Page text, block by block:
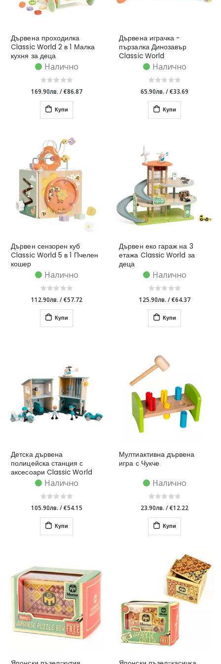
Дървена проходилка
Classic World 2 в 1 Малка
кухня за деца
Налично
169.90лв. /€86.87
Купи
Дървена играчка -
пързалка Динозавър
Classic World
Налично
65.90лв. /€33.69
Купи
Дървен сензорен куб
Classic World 5 в 1 Пчелен
кошер
Налично
112.90лв. /€57.72
Купи
Дървен еко гараж на 3
етажа Classic World за
деца
Налично
125.90лв. /€64.37
Купи
Детска дървена
полицейска станция с
аксесоари Classic World
Налично
105.90лв. /€54.15
Купи
Мултиактивна дървена
игра с Чукче
Налично
23.90лв. /€12.22
Купи